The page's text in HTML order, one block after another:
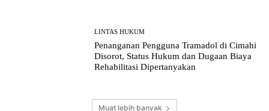
LINTAS HUKUM
Penanganan Pengguna Tramadol di Cimahi
Disorot, Status Hukum dan Dugaan Biaya
Rehabilitasi Dipertanyakan
Muat lebih banyak